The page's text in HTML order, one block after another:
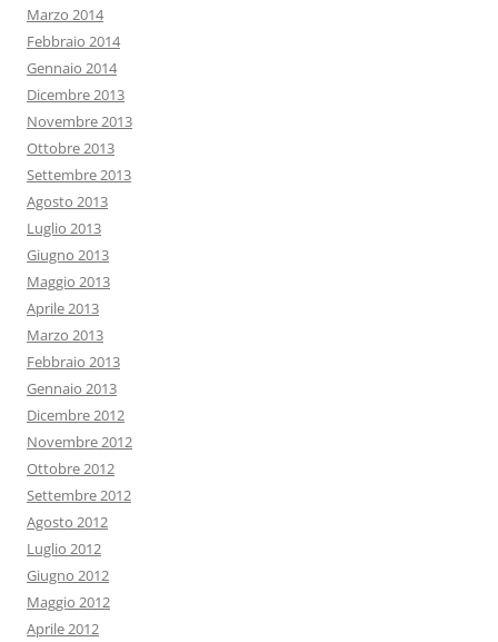
Marzo 2014
Febbraio 2014
Gennaio 2014
Dicembre 2013
Novembre 2013
Ottobre 2013
Settembre 2013
Agosto 2013
Luglio 2013
Giugno 2013
Maggio 2013
Aprile 2013
Marzo 2013
Febbraio 2013
Gennaio 2013
Dicembre 2012
Novembre 2012
Ottobre 2012
Settembre 2012
Agosto 2012
Luglio 2012
Giugno 2012
Maggio 2012
Aprile 2012